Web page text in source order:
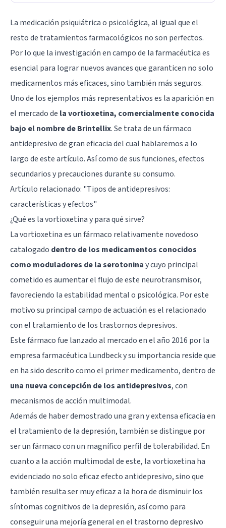
La medicación psiquiátrica o psicológica, al igual que el
resto de tratamientos farmacológicos no son perfectos.
Por lo que la investigación en campo de la farmacéutica es
esencial para lograr nuevos avances que garanticen no solo
medicamentos más eficaces, sino también más seguros.
Uno de los ejemplos más representativos es la aparición en
el mercado de la vortioxetina, comercialmente conocida
bajo el nombre de Brintellix. Se trata de un fármaco
antidepresivo de gran eficacia del cual hablaremos a lo
largo de este artículo. Así como de sus funciones, efectos
secundarios y precauciones durante su consumo.
Artículo relacionado: "Tipos de antidepresivos:
características y efectos"
¿Qué es la vortioxetina y para qué sirve?
La vortioxetina es un fármaco relativamente novedoso
catalogado dentro de los medicamentos conocidos
como moduladores de la serotoninay cuyo principal
cometido es aumentar el flujo de este neurotransmisor,
favoreciendo la estabilidad mental o psicológica. Por este
motivo su principal campo de actuación es el relacionado
con el tratamiento de los trastornos depresivos.
Este fármaco fue lanzado al mercado en el año 2016 por la
empresa farmacéutica Lundbeck y su importancia reside que
en ha sido descrito como el primer medicamento, dentro de
una nueva concepción de los antidepresivos, con
mecanismos de acción multimodal.
Además de haber demostrado una gran y extensa eficacia en
el tratamiento de la depresión, también se distingue por
ser un fármaco con un magnífico perfil de tolerabilidad. En
cuanto a la acción multimodal de este, la vortioxetina ha
evidenciado no solo eficaz efecto antidepresivo, sino que
también resulta ser muy eficaz a la hora de disminuir los
síntomas cognitivos de la depresión, así como para
conseguir una mejoría general en el trastorno depresivo